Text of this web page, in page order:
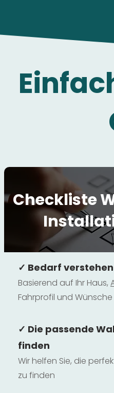
Checkliste
✓ Bedarf verstehen
Basierend auf Ihr Haus,
Fahrprofil und Wünsche
✓ Die passende
finden
Wir helfen Sie, die
zu finden